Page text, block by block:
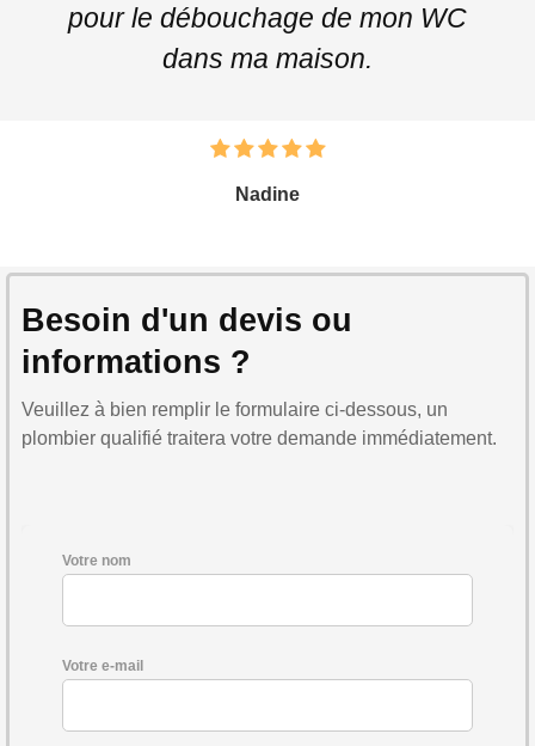
pour le débouchage de mon WC
dans ma maison.
Nadine
Besoin d'un devis ou
informations ?
Veuillez à bien remplir le formulaire ci-dessous, un
plombier qualifié traitera votre demande immédiatement.
Votre nom
Votre e-mail